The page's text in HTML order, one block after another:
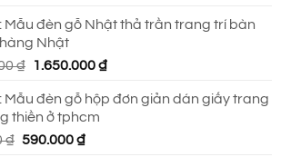
là:
2.790.000 ₫.
tại
2.150.000 ₫.
Mẫu đèn gỗ Nhật thả trần trang trí bàn
Nhật
₫
Giá
là:
2.145.000 ₫.
1.650.000₫Giá
tại
Mẫu đèn gỗ hộp đơn giản dán giấy trang
thiền ở tphcm
₫ Giá
590.000₫Giá